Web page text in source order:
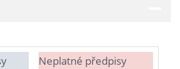
Neplatné předpisy